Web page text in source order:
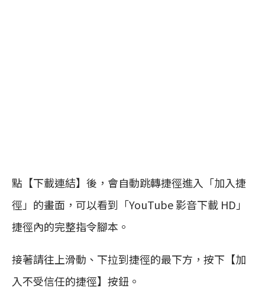
點【下載連結】後，會自動跳轉捷徑進入「加入捷
徑」的畫面，可以看到「YouTube 影音下載 HD」
捷徑內的完整指令腳本。
接著請往上滑動、下拉到捷徑的最下方，按下【加
入不受信任的捷徑】按鈕。